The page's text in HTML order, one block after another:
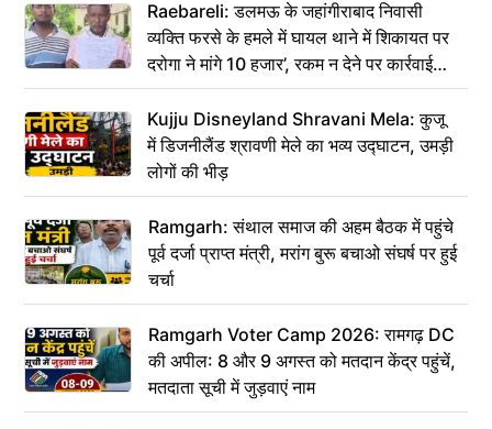
Raebareli: डलमऊ के जहांगीराबाद निवासी
व्यक्ति फरसे के हमले में घायल थाने में शिकायत पर
दरोगा ने मांगे 10 हजार’, रकम न देने पर कार्रवाई
ठंडी!
Kujju Disneyland Shravani Mela: कुजू
में डिजनीलैंड श्रावणी मेले का भव्य उद्घाटन, उमड़ी
लोगों की भीड़
Ramgarh: संथाल समाज की अहम बैठक में पहुंचे
पूर्व दर्जा प्राप्त मंत्री, मरांग बुरू बचाओ संघर्ष पर हुई
चर्चा
Ramgarh Voter Camp 2026: रामगढ़ DC
की अपील: 8 और 9 अगस्त को मतदान केंद्र पहुंचें,
मतदाता सूची में जुड़वाएं नाम